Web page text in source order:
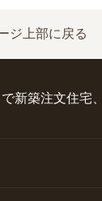
ジ上部に戻る
新築注文住宅